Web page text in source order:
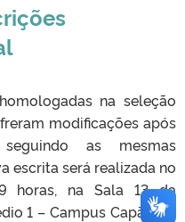
na seleção
modificações após
as mesmas
escrita será realizada no
horas, na Sala 13 da
1 – Campus Capão do